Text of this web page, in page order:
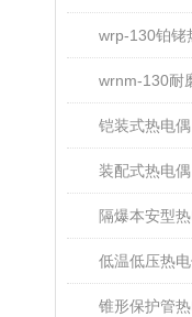
wrp-130铂铑
wrnm-130耐
铠装式热电偶
装配式热电偶
隔爆本安型
低温低压热
锥形保护管